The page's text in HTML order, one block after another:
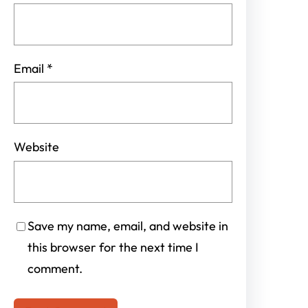
Email *
Website
Save my name, email, and website in
this browser for the next time I
comment.